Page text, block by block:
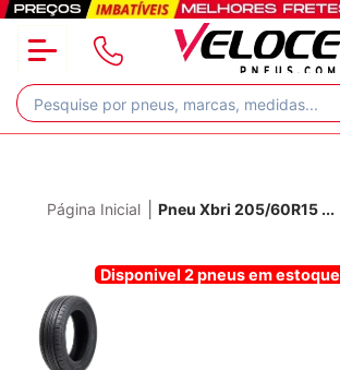
Página Inicial Pneu Xbri 205/60R15 ...
Disponivel 2 pneus em estoque